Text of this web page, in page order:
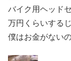
バイク用ヘッド
万円くらいする
僕はお金がないの